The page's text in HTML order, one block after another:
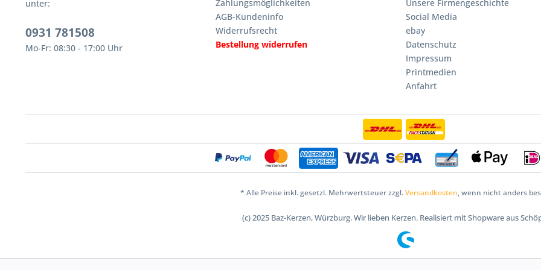
unter:
0931 781508
Mo-Fr: 08:30 - 17:00 Uhr
Zahlungsmöglichkeiten
AGB-Kundeninfo
Widerrufsrecht
Bestellung widerrufen
Unsere Firmengeschichte
Social Media
ebay
Datenschutz
Impressum
Printmedien
Anfahrt
* Alle Preise inkl. gesetzl. Mehrwertsteuer zzgl.Versandkosten, wenn nicht anders
(c) 2025 Baz-Kerzen, Würzburg. Wir lieben Kerzen. Realisiert mit Shopware aus